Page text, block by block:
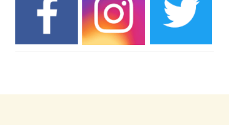
Stadtteilhaus um 19:00 Uhr
Kinderbibeltag im Ev. Gemeindehaus von 10-
12 Uhr
Stadtteilhaus um 19:00 Uhr